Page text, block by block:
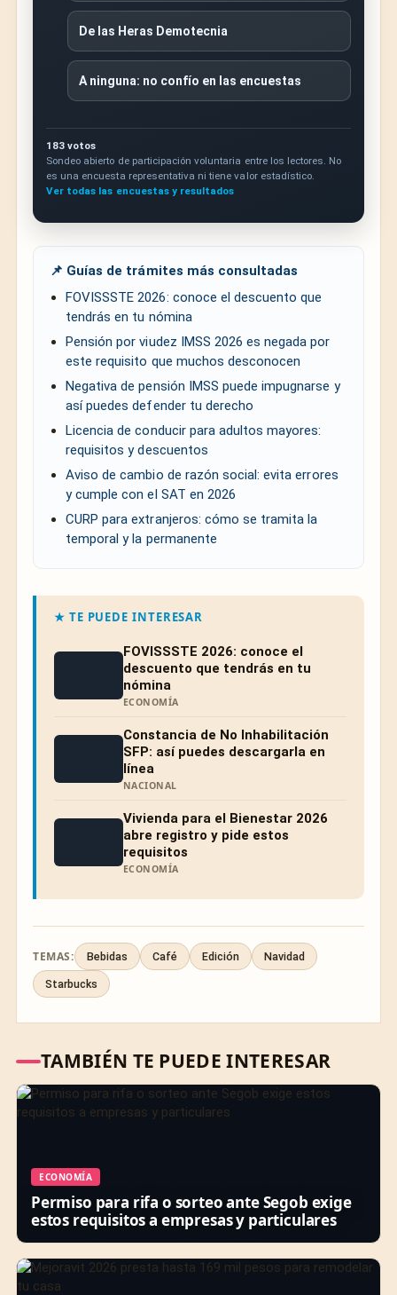
De las Heras Demotecnia
A ninguna: no confío en las encuestas
183 votos
Sondeo abierto de participación voluntaria entre los lectores. No
es una encuesta representativa ni tiene valor estadístico.
Ver todas las encuestas y resultados
📌 Guías de trámites más consultadas
FOVISSSTE 2026: conoce el descuento que
tendrás en tu nómina
Pensión por viudez IMSS 2026 es negada por
este requisito que muchos desconocen
Negativa de pensión IMSS puede impugnarse y
así puedes defender tu derecho
Licencia de conducir para adultos mayores:
requisitos y descuentos
Aviso de cambio de razón social: evita errores
y cumple con el SAT en 2026
CURP para extranjeros: cómo se tramita la
temporal y la permanente
★ TE PUEDE INTERESAR
FOVISSSTE 2026: conoce el
descuento que tendrás en tu
nómina
ECONOMÍA
Constancia de No Inhabilitación
SFP: así puedes descargarla en
línea
NACIONAL
Vivienda para el Bienestar 2026
abre registro y pide estos
requisitos
ECONOMÍA
TEMAS: Bebidas Café Edición Navidad
Starbucks
TAMBIÉN TE PUEDE INTERESAR
ECONOMÍA
Permiso para rifa o sorteo ante Segob exige
estos requisitos a empresas y particulares